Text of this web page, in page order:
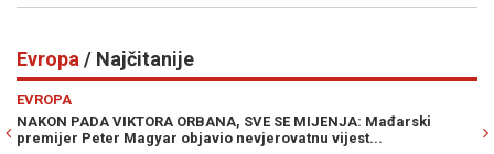
Evropa / Najčitanije
ŠPANIJA POSTAVILA ULTIMATUM ITALIJI: "Imate
nedjelje"